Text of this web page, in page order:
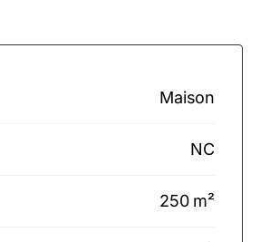
Maison
NC
250 m²